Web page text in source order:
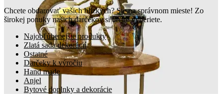
Chcete obdarovať vašich blízkych? Ste na správnom mieste! Zo
širokej ponuky našich darčekov si určite vyberiete.
Najobľúbenejšie produkty
Zlatá sada dekorácií
Ostatné
Darčeky k výročiu
Hand made
Anjel
Bytové doplnky a dekorácie